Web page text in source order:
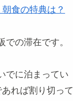
食の特典は？
の滞在です。
でに泊まってい
れば割り切って